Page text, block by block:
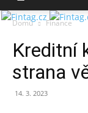
Domů Finance
Kreditní
strana
14. 3. 2023